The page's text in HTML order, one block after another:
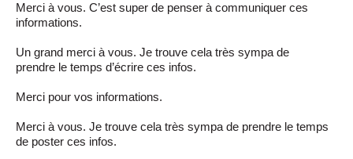
Merci à vous. C’est super de penser à communiquer ces
informations.
Un grand merci à vous. Je trouve cela très sympa de
prendre le temps d’écrire ces infos.
Merci pour vos informations.
Merci à vous. Je trouve cela très sympa de prendre le temps
de poster ces infos.